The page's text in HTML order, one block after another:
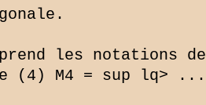
(4) M4 = sup lq>